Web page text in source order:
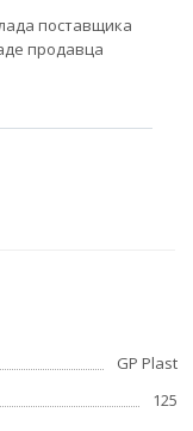
поставщика
продавца
GP Plast
125